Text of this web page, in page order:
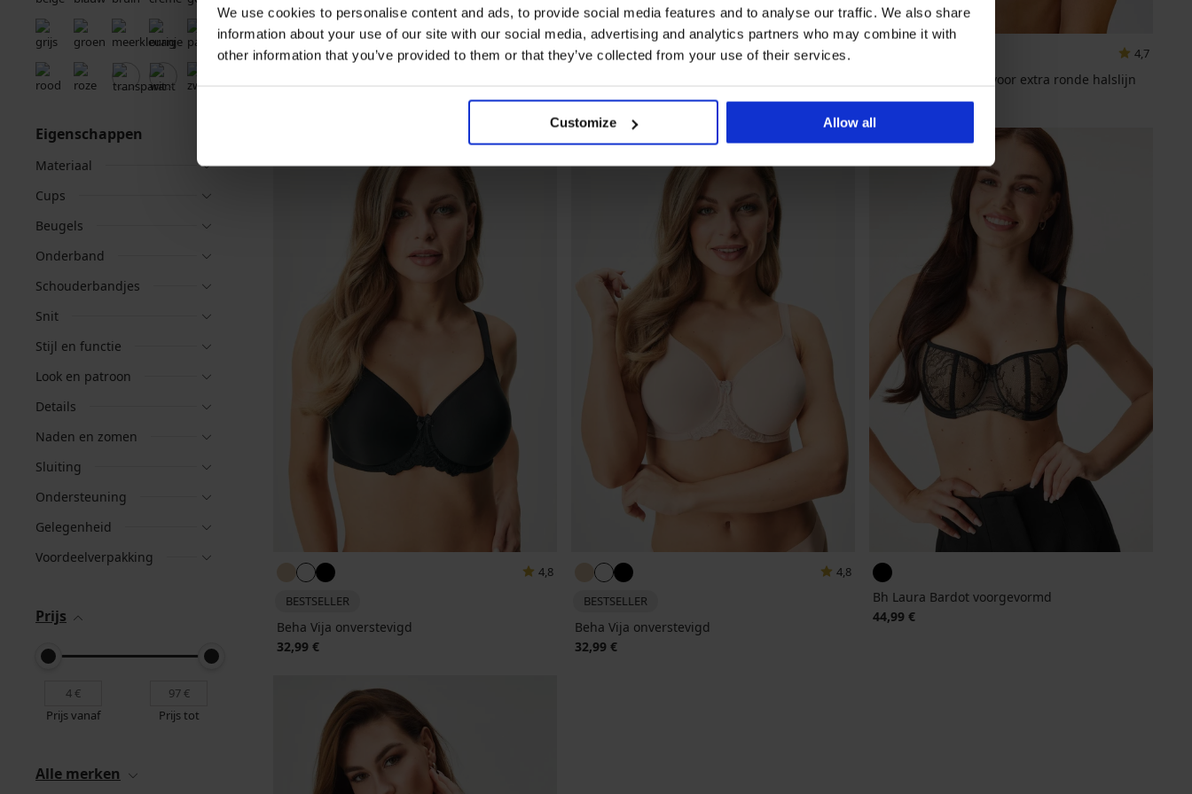
We use cookies to personalise content and ads, to provide social media features and to analyse our traffic. We also share
information about your use of our site with our social media, advertising and analytics partners who may combine it with
other information that you’ve provided to them or that they’ve collected from your use of their services.
Customize Allow all
Eigenschappen
Materiaal
Cups
Beugels
Onderband
Schouderbandjes
Snit
Stijl en functie
Look en patroon
Details
Naden en zomen
Sluiting
Ondersteuning
Gelegenheid
Voordeelverpakking
Prijs
Prijs vanaf Prijs tot
Alle merken
4,7
Beha Grand Bardot voor extra ronde halslijn
32,99 €
4,8
BESTSELLER
Beha Vija onverstevigd
32,99 €
4,8
BESTSELLER
Beha Vija onverstevigd
32,99 €
Bh Laura Bardot voorgevormd
44,99 €